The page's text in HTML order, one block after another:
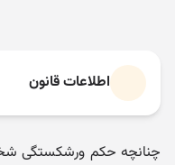
اطلاعات قانون
چنانچه حکم ورشکستگی